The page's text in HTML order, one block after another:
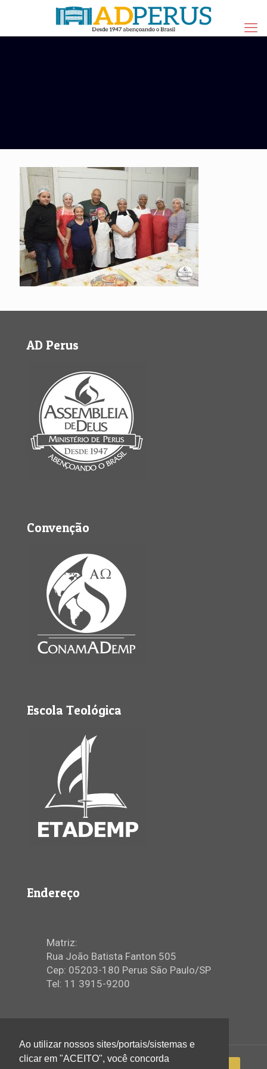
AD Perus
Convenção
Escola Teológica
Endereço
Matriz:
Rua João Batista Fanton 505
Cep: 05203-180 Perus São Paulo/SP
Tel: 11 3915-9200
Ao utilizar nossos sites/portais/sistemas e
clicar em "ACEITO", você concorda